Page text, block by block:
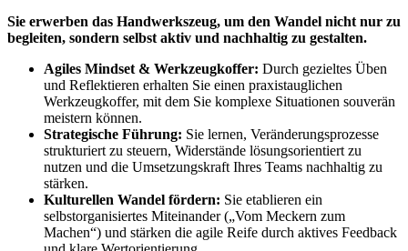
Sie erwerben das Handwerkszeug, um den Wandel nicht nur zu
begleiten, sondern selbst aktiv und nachhaltig zu gestalten.
Agiles Mindset & Werkzeugkoffer: Durch gezieltes Üben
und Reflektieren erhalten Sie einen praxistauglichen
Werkzeugkoffer, mit dem Sie komplexe Situationen souverän
meistern können.
Strategische Führung: Sie lernen, Veränderungsprozesse
strukturiert zu steuern, Widerstände lösungsorientiert zu
nutzen und die Umsetzungskraft Ihres Teams nachhaltig zu
stärken.
Kulturellen Wandel fördern: Sie etablieren ein
selbstorganisiertes Miteinander („Vom Meckern zum
Machen“) und stärken die agile Reife durch aktives Feedback